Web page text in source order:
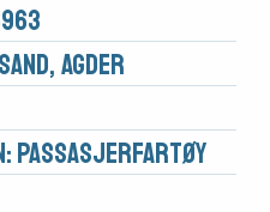
Agder
Passasjerfartøy